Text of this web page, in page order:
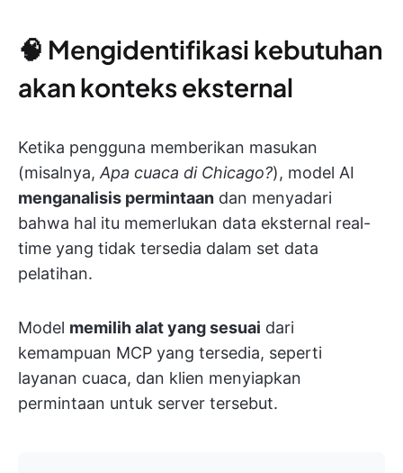
🧠 Mengidentifikasi kebutuhan
akan konteks eksternal
Ketika pengguna memberikan masukan
(misalnya,Apa cuaca di Chicago?), model AI
menganalisis permintaan dan menyadari
bahwa hal itu memerlukan data eksternal real-
time yang tidak tersedia dalam set data
pelatihan.
Model memilih alat yang sesuai dari
kemampuan MCP yang tersedia, seperti
layanan cuaca, dan klien menyiapkan
permintaan untuk server tersebut.